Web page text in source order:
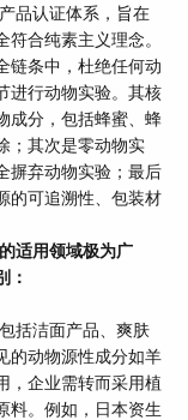
品认证体系，旨在
合纯素主义理念。
链条中，杜绝任何动
进行动物实验。其核
成分，包括蜂蜜、蜂
；其次是零动物实
摒弃动物实验；最后
的可追溯性、包装材
适用领域极为广
：
括洁面产品、爽肤
的动物源性成分如羊
，企业需转而采用植
料。例如，日本资生